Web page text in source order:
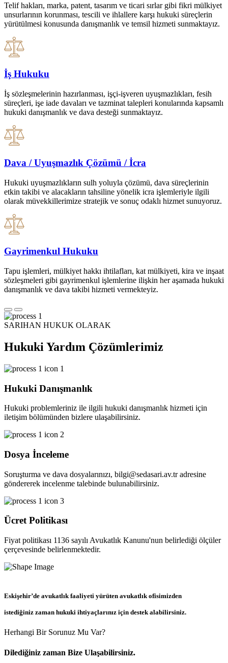
Telif hakları, marka, patent, tasarım ve ticari sırlar gibi fikri mülkiyet
unsurlarının korunması, tescili ve ihlallere karşı hukuki süreçlerin
yürütülmesi konusunda danışmanlık ve temsil hizmeti sunmaktayız.
İş Hukuku
İş sözleşmelerinin hazırlanması, işçi-işveren uyuşmazlıkları, fesih
süreçleri, işe iade davaları ve tazminat talepleri konularında kapsamlı
hukuki danışmanlık ve dava desteği sunmaktayız.
Dava / Uyuşmazlık Çözümü / İcra
Hukuki uyuşmazlıkların sulh yoluyla çözümü, dava süreçlerinin
etkin takibi ve alacakların tahsiline yönelik icra işlemleriyle ilgili
olarak müvekkillerimize stratejik ve sonuç odaklı hizmet sunuyoruz.
Gayrimenkul Hukuku
Tapu işlemleri, mülkiyet hakkı ihtilafları, kat mülkiyeti, kira ve inşaat
sözleşmeleri gibi gayrimenkul işlemlerine ilişkin her aşamada hukuki
danışmanlık ve dava takibi hizmeti vermekteyiz.
SARIHAN HUKUK OLARAK
Hukuki Yardım Çözümlerimiz
Hukuki Danışmanlık
Hukuki problemleriniz ile ilgili hukuki danışmanlık hizmeti için
iletişim bölümünden bizlere ulaşabilirsiniz.
Dosya İnceleme
Soruşturma ve dava dosyalarınızı, bilgi@sedasari.av.tr adresine
göndererek incelenme talebinde bulunabilirsiniz.
Ücret Politikası
Fiyat politikası 1136 sayılı Avukatlık Kanunu'nun belirlediği ölçüler
çerçevesinde belirlenmektedir.
Eskişehir’de avukatlık faaliyeti yürüten avukatlık ofisimizden
istediğiniz zaman hukuki ihtiyaçlarınız için destek alabilirsiniz.
Herhangi Bir Sorunuz Mu Var?
Dilediğiniz zaman Bize Ulaşabilirsiniz.